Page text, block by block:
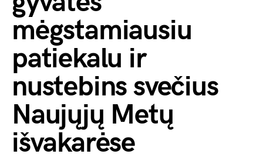
mėgstamiausiu
patiekalu ir
nustebins svečius
Naujųjų Metų
išvakarėse